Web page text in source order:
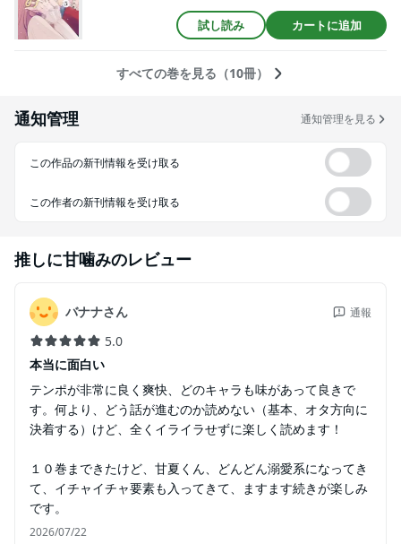
試し読み カートに追加
すべての巻を見る（10冊）
通知管理 通知管理を見る
この作品の新刊情報を受け取る
この作者の新刊情報を受け取る
推しに甘噛みのレビュー
バナナさん 通報
5.0
本当に面白い
テンポが非常に良く爽快、どのキャラも味があって良きで
す。何より、どう話が進むのか読めない（基本、オタ方向に
決着する）けど、全くイライラせずに楽しく読めます！
１０巻まできたけど、甘夏くん、どんどん溺愛系になってき
て、イチャイチャ要素も入ってきて、ますます続きが楽しみ
です。
2026/07/22